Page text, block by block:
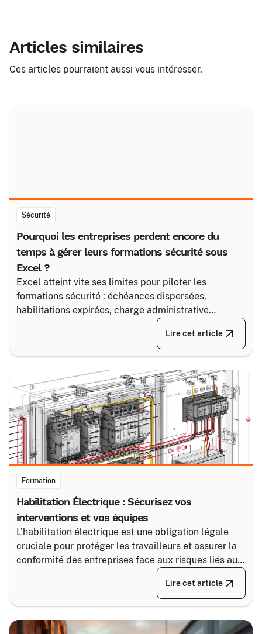
Articles similaires
Ces articles pourraient aussi vous intéresser.
Sécurité
Pourquoi les entreprises perdent encore du
temps à gérer leurs formations sécurité sous
Excel ?
Excel atteint vite ses limites pour piloter les
formations sécurité : échéances dispersées,
habilitations expirées, charge administrative
croissante. Découvrez comment structurer un suivi
fiable en associant un partenaire spécialisé comme
Certalis et un logiciel de gestion de formation (TMS).
Lire cet article
Formation
Habilitation Électrique : Sécurisez vos
interventions et vos équipes
L’habilitation électrique est une obligation légale
cruciale pour protéger les travailleurs et assurer la
conformité des entreprises face aux risques liés au
courant. Certalis vous accompagne avec des
formations sur-mesure, initiales ou de recyclage,
pour maîtriser tous les niveaux de sécurité, du
tension.
Lire cet article